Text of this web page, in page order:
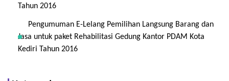
Tahun 2016
Pengumuman E-Lelang Pemilihan Langsung Barang dan
Jasa untuk paket Rehabilitasi Gedung Kantor PDAM Kota
Kediri Tahun 2016